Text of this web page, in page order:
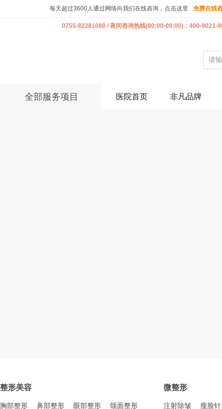
每天超过3600人通过网络向我们在线咨询，点击这里 免费在线
0755-82281088 / 夜间咨询热线(00:00-09:00)：400-9021-
全部服务项目 医院首页 非凡品牌
整形美容
胸部整形 鼻部整形 眼部整形 颌面整形
微整形
注射除皱 瘦脸针